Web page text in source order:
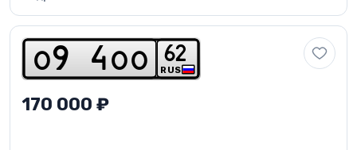
o9 4 o o RUS
62
170 000 ₽